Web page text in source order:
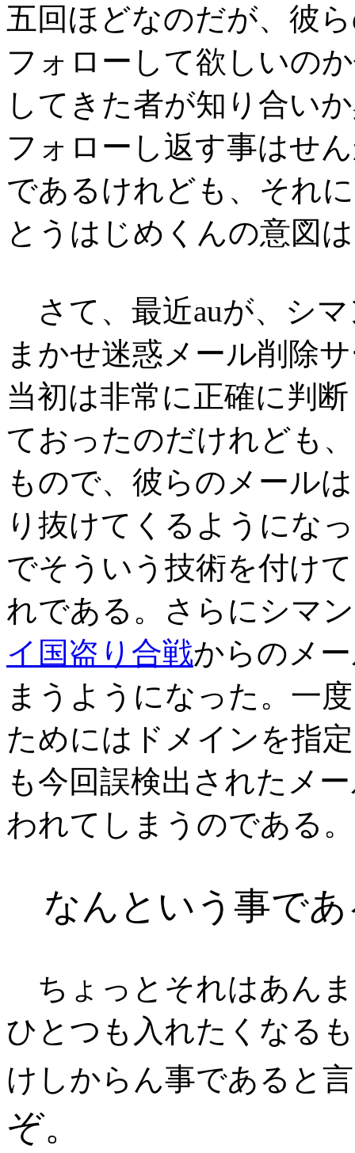
五回ほどなのだが、彼
フォローして欲しいの
してきた者が知り合い
フォローし返す事はせ
であるけれども、それ
とうはじめくんの意図
さて、最近auが、シ
まかせ迷惑メール削除
当初は非常に正確に判
ておったのだけれども
もので、彼らのメール
り抜けてくるようにな
でそういう技術を付け
れである。さらにシマ
イ国盗り合戦からのメ
まうようになった。一
ためにはドメインを指
も今回誤検出されたメ
われてしまうのである。
なんという事であ
ちょっとそれはあん
ひとつも入れたくなる
けしからん事であると
ぞ。